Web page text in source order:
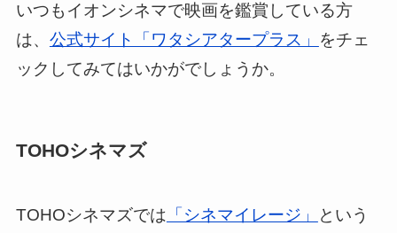
いつもイオンシネマで映画を鑑賞している方
は、 公式サイト「ワタシアタープラス」 をチェ
ックしてみてはいかがでしょうか。
TOHOシネマズ
TOHOシネマズでは 「シネマイレージ」
という